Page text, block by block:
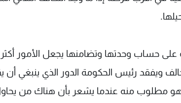
حساب وحدتها وتضامنها يجعل الأمور أكثر
ويفقد رئيس الحكومة الدور الذي ينبغي أن
هو مطلوب منه عندما يشعر بأن هناك من